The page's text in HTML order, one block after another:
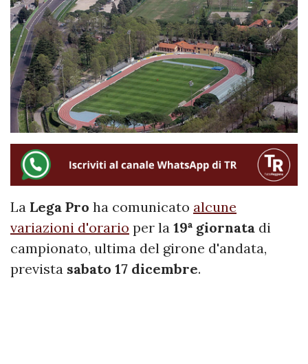
La Lega Pro ha comunicato alcune
variazioni d'orario per la 19ª giornata di
campionato, ultima del girone d'andata,
prevista sabato 17 dicembre.